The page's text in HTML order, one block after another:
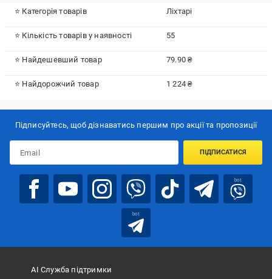
⭐ Категорія товарів Ліхтарі
⭐ Кількість товарів у наявності 55
⭐ Найдешевший товар 79.90 ₴
⭐ Найдорожчий товар 1 224 ₴
Підписуйтесь, щоб дізнаватись першим про акції та пропозиції
ПІДПИСАТИСЯ
bot
bot
АІ Служба підтримки